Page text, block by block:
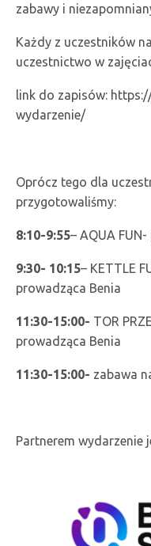
zabawy i
Każdy z uczestników
uczestnictwo w
link do zapisów:
wydarzenie/
Oprócz tego dla
przygotowaliśmy:
8:10-9:55– AQUA
9:30- 10:15– KETTLE
prowadząca Benia
11:30-15:00- TOR
prowadząca Benia
11:30-15:00- zabawa
Partnerem wydarzenie